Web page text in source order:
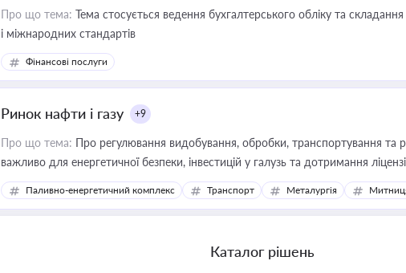
Про що тема: Тема стосується ведення бухгалтерського обліку та
і міжнародних стандартів
Фінансові послуги
Ринок нафти і газу +9
Про що тема: Про регулювання видобування, обробки, транспортування та
важливо для енергетичної безпеки, інвестицій у галузь та дотримання
Паливно-енергетичний комплекс Транспорт Металургія
Каталог рішень